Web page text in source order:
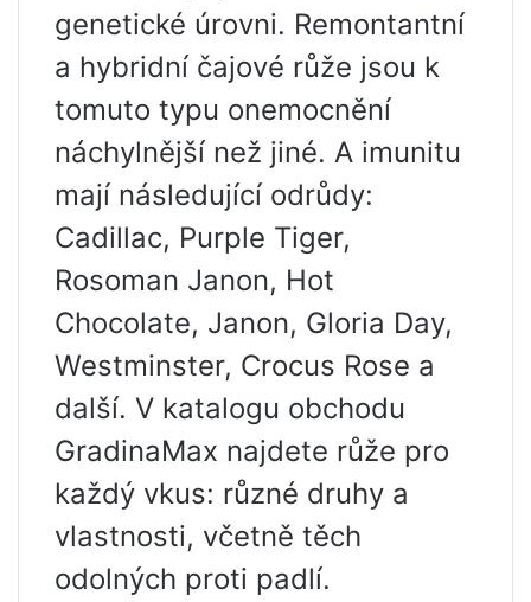
genetické úrovni. Remontantní
a hybridní čajové růže jsou k
tomuto typu onemocnění
náchylnější než jiné. A imunitu
mají následující odrůdy:
Cadillac, Purple Tiger,
Rosoman Janon, Hot
Chocolate, Janon, Gloria Day,
Westminster, Crocus Rose a
další. V katalogu obchodu
GradinaMax najdete růže pro
každý vkus: různé druhy a
vlastnosti, včetně těch
odolných proti padlí.